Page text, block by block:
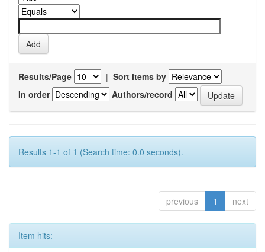
Results/Page | Sort items by
In order
Authors/record
Results 1-1 of 1 (Search time: 0.0 seconds).
previous 1 next
Item hits: